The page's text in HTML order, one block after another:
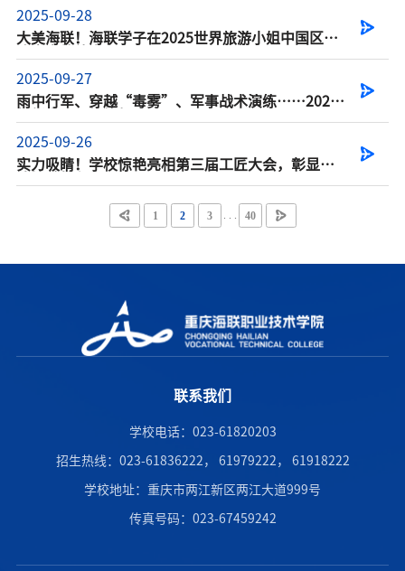
2025-09-28
大美海联！海联学子在2025世界旅游小姐中国区总
2025-09-27
雨中行军、穿越“毒雾”、军事战术演练……2025
2025-09-26
实力吸睛！学校惊艳亮相第三届工匠大会，彰显人
1 2 3 . . . 40
联系我们
学校电话：023-61820203
招生热线：023-61836222， 61979222， 61918222
学校地址：重庆市两江新区两江大道999号
传真号码：023-67459242